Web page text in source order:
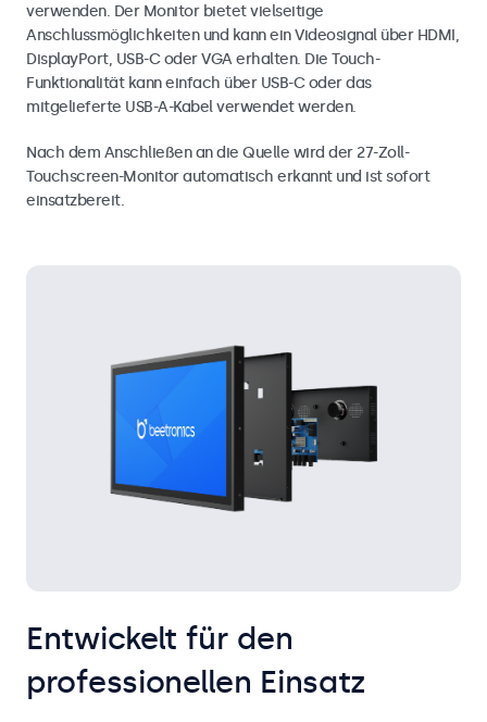
verwenden. Der Monitor bietet vielseitige
Anschlussmöglichkeiten und kann ein Videosignal über HDMI,
DisplayPort, USB-C oder VGA erhalten. Die Touch-
Funktionalität kann einfach über USB-C oder das
mitgelieferte USB-A-Kabel verwendet werden.
Nach dem Anschließen an die Quelle wird der 27-Zoll-
Touchscreen-Monitor automatisch erkannt und ist sofort
einsatzbereit.
Entwickelt für den
professionellen Einsatz